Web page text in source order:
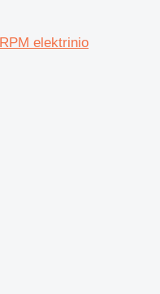
elektrinio